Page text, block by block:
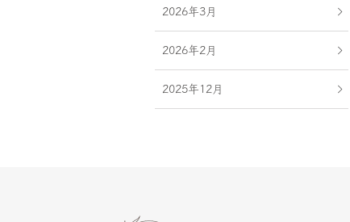
2026年3月
2026年2月
2025年12月